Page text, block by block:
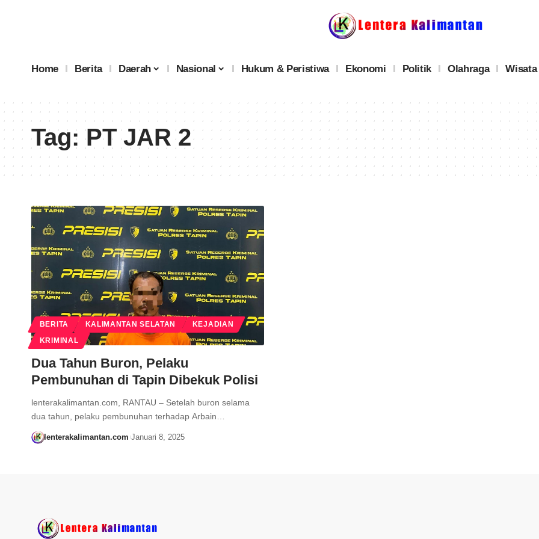
Home Berita Daerah Nasional Hukum & Peristiwa Ekonomi Politik Olahraga Wisata
Tag:PT JAR 2
BERITA KALIMANTAN SELATAN KEJADIAN
KRIMINAL
Dua Tahun Buron, Pelaku
Pembunuhan di Tapin Dibekuk Polisi
lenterakalimantan.com, RANTAU – Setelah buron selama
dua tahun, pelaku pembunuhan terhadap Arbain…
lenterakalimantan.com Januari 8, 2025